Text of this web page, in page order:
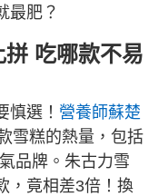
最肥？
吃哪款不易
慎選！ 營養師蘇楚
雪糕的熱量，包括
品牌。朱古力雪
，竟相差3倍！換